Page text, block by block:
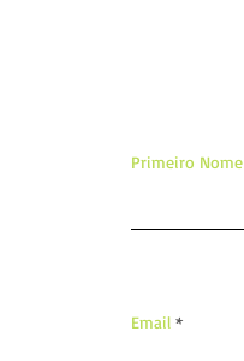
Primeiro Nome
Email